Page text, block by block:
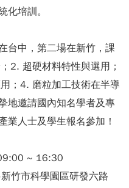
化培訓。
台中，第二場在新竹，課
2. 超硬材料特性與選用；
；4. 磨粒加工技術在半導
地邀請國內知名學者及專
業人士及學生報名參加！
~ 16:30
竹市科學園區研發六路